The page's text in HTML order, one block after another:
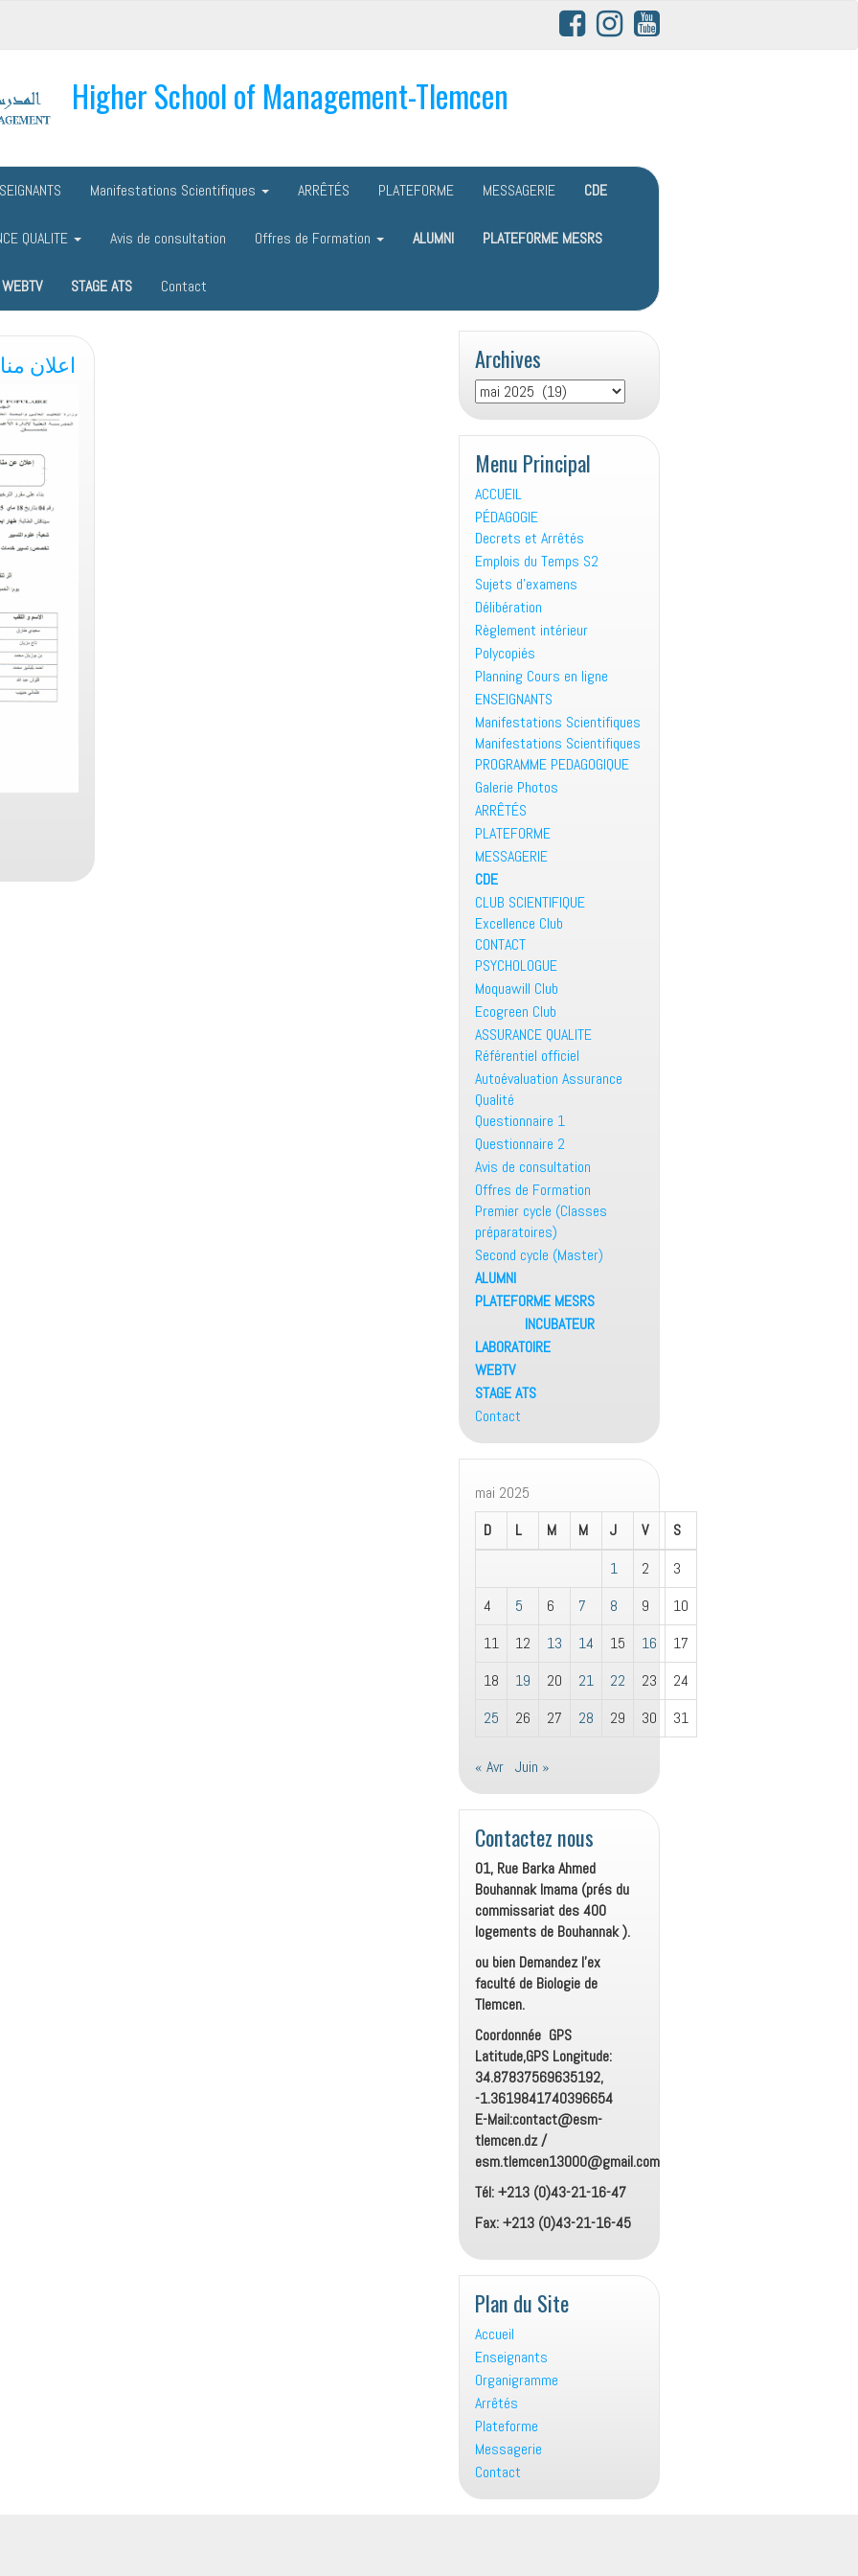
Higher School of Management-Tlemcen
Manifestations Scientifiques ARRÊTÉS PLATEFORME MESSAGERIE CDE
QUALITE Avis de consultation Offres de Formation ALUMNI PLATEFORME MESRS
WEBTV STAGE ATS Contact
اعلان Archives
Archives
Menu Principal
ACCUEIL
PÉDAGOGIE
Decrets et Arrêtés
Emplois du Temps S2
Sujets d’examens
Délibération
Règlement intérieur
Polycopiés
Planning Cours en ligne
ENSEIGNANTS
Manifestations Scientifiques
Manifestations Scientifiques
PROGRAMME PEDAGOGIQUE
Galerie Photos
ARRÊTÉS
PLATEFORME
MESSAGERIE
CDE
CLUB SCIENTIFIQUE
Excellence Club
CONTACT
PSYCHOLOGUE
Moquawill Club
Ecogreen Club
ASSURANCE QUALITE
Référentiel officiel
Autoévaluation Assurance
Qualité
Questionnaire 1
Questionnaire 2
Avis de consultation
Offres de Formation
Premier cycle (Classes
préparatoires)
Second cycle (Master)
ALUMNI
PLATEFORME MESRS
INCUBATEUR
LABORATOIRE
WEBTV
STAGE ATS
Contact
mai 2025
D
L M M J V
S
1
2
3
4
5 6 7 8 9
10
11
12 13 14 15 16
17
18
19 20 21 22 23
24
25
26 27 28 29 30 31
« Avr Juin »
Contactez nous
01, Rue Barka Ahmed
Bouhannak Imama (prés du
commissariat des 400
logements de Bouhannak ).
ou bien Demandez l’ex
faculté de Biologie de
Tlemcen.
Coordonnée GPS
Latitude,GPS Longitude:
34.87837569635192,
-1.3619841740396654
E-Mail:contact@esm-
tlemcen.dz /
esm.tlemcen13000@gmail.com
Tél: +213 (0)43-21-16-47
Fax: +213 (0)43-21-16-45
Plan du Site
Accueil
Enseignants
Organigramme
Arrêtés
Plateforme
Messagerie
Contact